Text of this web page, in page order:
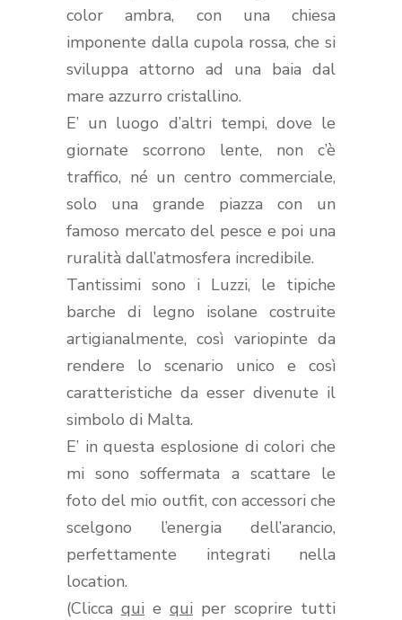
color ambra, con una chiesa
imponente dalla cupola rossa, che si
sviluppa attorno ad una baia dal
mare azzurro cristallino.
E’ un luogo d’altri tempi, dove le
giornate scorrono lente, non c’è
traffico, né un centro commerciale,
solo una grande piazza con un
famoso mercato del pesce e poi una
ruralità dall’atmosfera incredibile.
Tantissimi sono i Luzzi, le tipiche
barche di legno isolane costruite
artigianalmente, così variopinte da
rendere lo scenario unico e così
caratteristiche da esser divenute il
simbolo di Malta.
E’ in questa esplosione di colori che
mi sono soffermata a scattare le
foto del mio outfit, con accessori che
scelgono l’energia dell’arancio,
perfettamente integrati nella
location.
(Clicca qui e qui per scoprire tutti